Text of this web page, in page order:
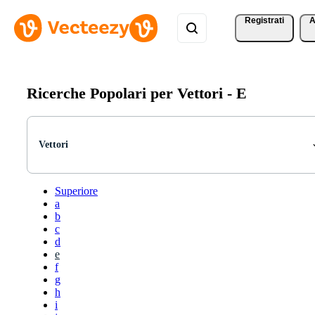
Registrati
Ricerche Popolari per Vettori - E
Vettori
Superiore
a
b
c
d
e
f
g
h
i